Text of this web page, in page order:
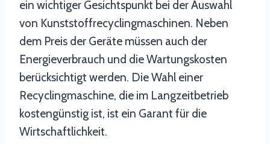
ein wichtiger Gesichtspunkt bei der Auswahl
von Kunststoffrecyclingmaschinen. Neben
dem Preis der Geräte müssen auch der
Energieverbrauch und die Wartungskosten
berücksichtigt werden. Die Wahl einer
Recyclingmaschine, die im Langzeitbetrieb
kostengünstig ist, ist ein Garant für die
Wirtschaftlichkeit.